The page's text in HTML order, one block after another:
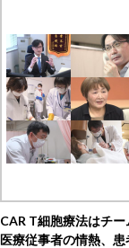
CAR T細胞療法はチ
医療従事者の情熱、